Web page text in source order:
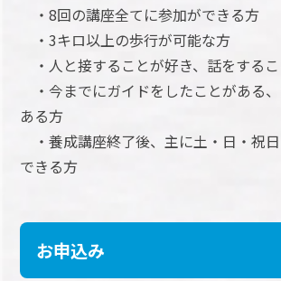
・8回の講座全てに参加ができる方
・3キロ以上の歩行が可能な方
・人と接することが好き、話をする
・今までにガイドをしたことがある
ある方
・養成講座終了後、主に土・日・祝
できる方
お申込み